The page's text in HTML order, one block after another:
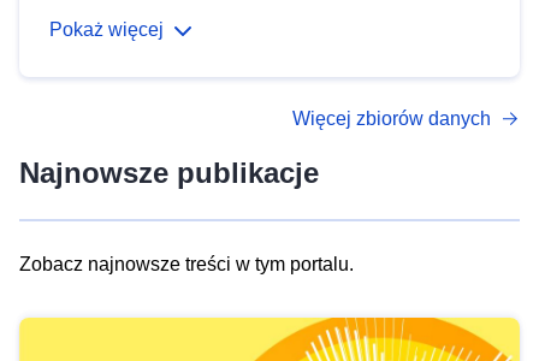
Pokaż więcej
Więcej zbiorów danych
Najnowsze publikacje
Zobacz najnowsze treści w tym portalu.
results